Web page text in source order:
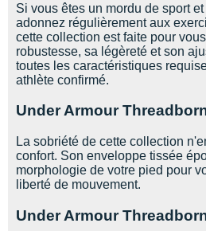
Si vous êtes un mordu de sport
adonnez régulièrement aux
cette collection est faite pour
robustesse, sa légèreté et son
toutes les caractéristiques
athlète confirmé.
Under Armour
La sobriété de cette collection
confort. Son enveloppe tissée
morphologie de votre pied pour
liberté de mouvement.
Under Armour